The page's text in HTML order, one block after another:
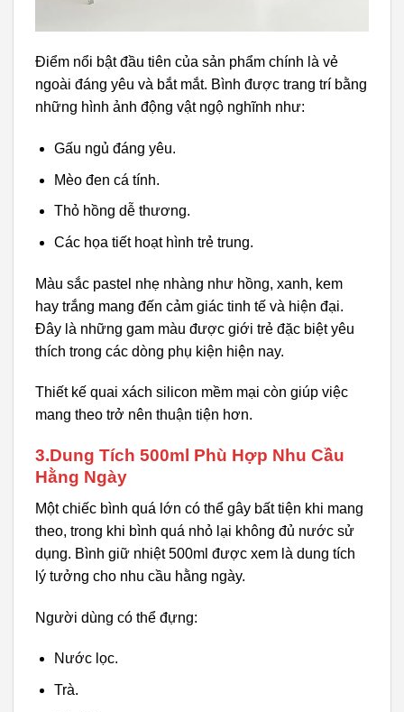
Điểm nổi bật đầu tiên của sản phẩm chính là vẻ
ngoài đáng yêu và bắt mắt. Bình được trang trí bằng
những hình ảnh động vật ngộ nghĩnh như:
Gấu ngủ đáng yêu.
Mèo đen cá tính.
Thỏ hồng dễ thương.
Các họa tiết hoạt hình trẻ trung.
Màu sắc pastel nhẹ nhàng như hồng, xanh, kem
hay trắng mang đến cảm giác tinh tế và hiện đại.
Đây là những gam màu được giới trẻ đặc biệt yêu
thích trong các dòng phụ kiện hiện nay.
Thiết kế quai xách silicon mềm mại còn giúp việc
mang theo trở nên thuận tiện hơn.
3.Dung Tích 500ml Phù Hợp Nhu Cầu
Hằng Ngày
Một chiếc bình quá lớn có thể gây bất tiện khi mang
theo, trong khi bình quá nhỏ lại không đủ nước sử
dụng. Bình giữ nhiệt 500ml được xem là dung tích
lý tưởng cho nhu cầu hằng ngày.
Người dùng có thể đựng:
Nước lọc.
Trà.